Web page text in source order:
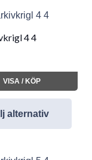
4 4
VISA / KÖP
alternativ